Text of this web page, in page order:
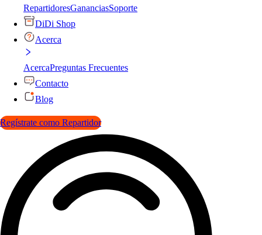
RepartidoresGananciasSoporte
DiDi Shop
Acerca
AcercaPreguntas Frecuentes
Contacto
Blog
Regístrate como Repartidor